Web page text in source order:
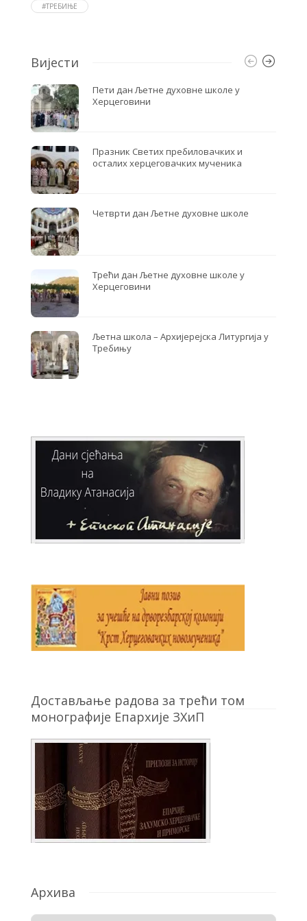
k
#ТРЕБИЊЕ
Вијести
Пети дан Љетне духовне школе у
Херцеговини
Празник Светих пребиловачких и
осталих херцеговачких мученика
Четврти дан Љетне духовне школе
Трећи дан Љетне духовне школе у
Херцеговини
Љетна школа – Архијерејска Литургија у
Требињу
Достављање радова за трећи том
монографије Епархије ЗХиП
Архива